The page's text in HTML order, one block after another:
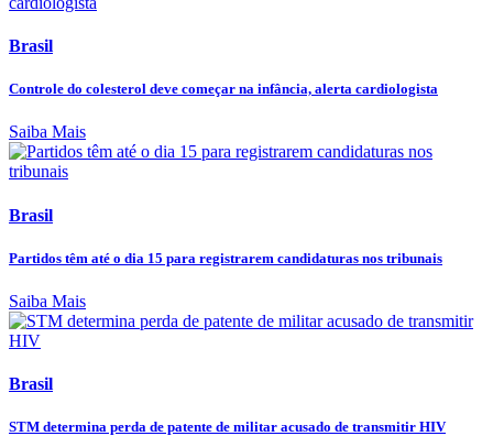
Brasil
Controle do colesterol deve começar na infância, alerta cardiologista
Saiba Mais
Brasil
Partidos têm até o dia 15 para registrarem candidaturas nos tribunais
Saiba Mais
Brasil
STM determina perda de patente de militar acusado de transmitir HIV